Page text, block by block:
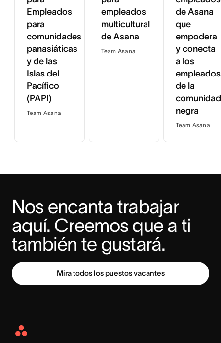
Empleados
para
comunidades
panasiáticas
y de las
Islas del
Pacífico
(PAPI)
Team Asana
empleados
multicultural
de Asana
Team Asana
de Asana
que
empodera
y conecta
a los
empleados
de la
comunidad
negra
Team Asana
Nos encanta trabajar
aquí. Creemos que a ti
también te gustará.
Mira todos los puestos vacantes
Asana